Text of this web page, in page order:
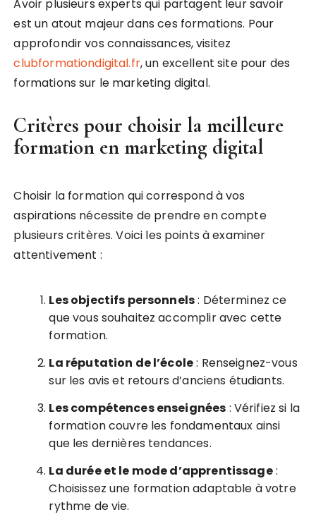
Avoir plusieurs experts qui partagent leur savoir
est un atout majeur dans ces formations. Pour
approfondir vos connaissances, visitez
clubformationdigital.fr, un excellent site pour des
formations sur le marketing digital.
Critères pour choisir la meilleure
formation en marketing digital
Choisir la formation qui correspond à vos
aspirations nécessite de prendre en compte
plusieurs critères. Voici les points à examiner
attentivement :
Les objectifs personnels: Déterminez ce
que vous souhaitez accomplir avec cette
formation.
La réputation de l’école: Renseignez-vous
sur les avis et retours d’anciens étudiants.
Les compétences enseignées : Vérifiez si la
formation couvre les fondamentaux ainsi
que les dernières tendances.
La durée et le mode d’apprentissage:
Choisissez une formation adaptable à votre
rythme de vie.